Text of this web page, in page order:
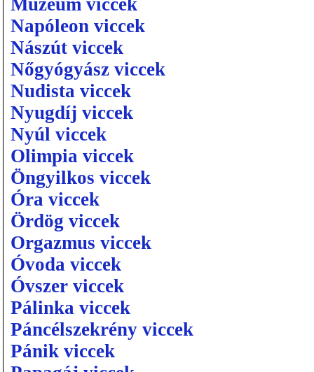
Múzeum viccek
Napóleon viccek
Nászút viccek
Nőgyógyász viccek
Nudista viccek
Nyugdíj viccek
Nyúl viccek
Olimpia viccek
Öngyilkos viccek
Óra viccek
Ördög viccek
Orgazmus viccek
Óvoda viccek
Óvszer viccek
Pálinka viccek
Páncélszekrény viccek
Pánik viccek